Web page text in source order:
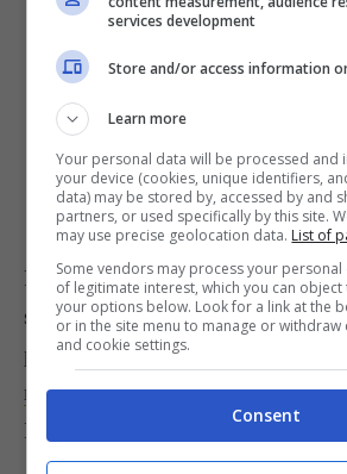
Friggi le cipolle infarinate
prelevandole a mucchietti,
pezzo di carta da cucina,
all’insalata e servi.
Prova anche ilroast beef con
semplicissimo da eseguire,
percuocere il controfiletto e
roast beefalla senape.
Foto di
services development
Store and/or access information
Learn more
Your personal data will be processed and
your device (cookies, unique identifiers,
data) may be stored by, accessed by and
partners, or used specifically by this site.
may use precise geolocation data. List of
Some vendors may process your
of legitimate interest, which you can
your options below. Look for a link at the
or in the site menu to manage or withdraw
and cookie settings.
Consent